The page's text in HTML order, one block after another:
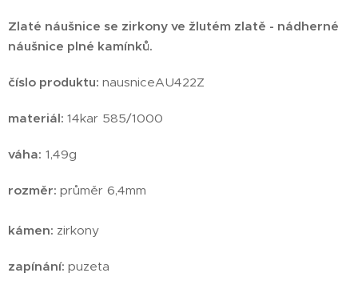
Zlaté náušnice se zirkony ve žlutém zlatě - nádherné
náušnice plné kamínků.
číslo produktu: nausniceAU422Z
materiál: 14kar 585/1000
váha: 1,49g
rozměr: průměr 6,4mm
kámen: zirkony
zapínání: puzeta